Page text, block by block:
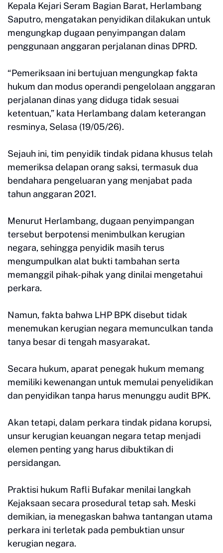
Kepala Kejari Seram Bagian Barat, Herlambang
Saputro, mengatakan penyidikan dilakukan untuk
mengungkap dugaan penyimpangan dalam
penggunaan anggaran perjalanan dinas DPRD.
“Pemeriksaan ini bertujuan mengungkap fakta
hukum dan modus operandi pengelolaan anggaran
perjalanan dinas yang diduga tidak sesuai
ketentuan,” kata Herlambang dalam keterangan
resminya, Selasa (19/05/26).
Sejauh ini, tim penyidik tindak pidana khusus telah
memeriksa delapan orang saksi, termasuk dua
bendahara pengeluaran yang menjabat pada
tahun anggaran 2021.
Menurut Herlambang, dugaan penyimpangan
tersebut berpotensi menimbulkan kerugian
negara, sehingga penyidik masih terus
mengumpulkan alat bukti tambahan serta
memanggil pihak-pihak yang dinilai mengetahui
perkara.
Namun, fakta bahwa LHP BPK disebut tidak
menemukan kerugian negara memunculkan tanda
tanya besar di tengah masyarakat.
Secara hukum, aparat penegak hukum memang
memiliki kewenangan untuk memulai penyelidikan
dan penyidikan tanpa harus menunggu audit BPK.
Akan tetapi, dalam perkara tindak pidana korupsi,
unsur kerugian keuangan negara tetap menjadi
elemen penting yang harus dibuktikan di
persidangan.
Praktisi hukum Rafli Bufakar menilai langkah
Kejaksaan secara prosedural tetap sah. Meski
demikian, ia menegaskan bahwa tantangan utama
perkara ini terletak pada pembuktian unsur
kerugian negara.